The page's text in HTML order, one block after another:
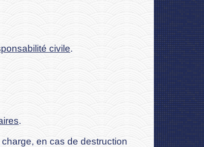
civile.
.
en cas de destruction